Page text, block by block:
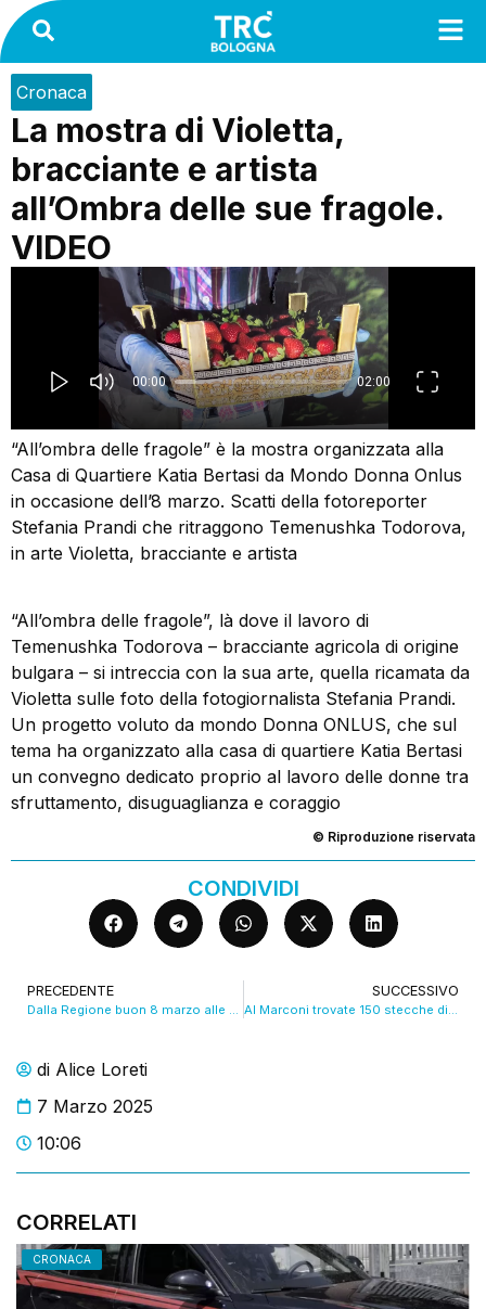
di Alice Loreti
7 Marzo 2025
10:06
CORRELATI
CRONACA
Cronaca
La mostra di Violetta,
bracciante e artista
all’Ombra delle sue fragole.
VIDEO
“All’ombra delle fragole” è la mostra organizzata alla
Casa di Quartiere Katia Bertasi da Mondo Donna Onlus
in occasione dell’8 marzo. Scatti della fotoreporter
Stefania Prandi che ritraggono Temenushka Todorova,
in arte Violetta, bracciante e artista
“All’ombra delle fragole”, là dove il lavoro di
Temenushka Todorova – bracciante agricola di origine
bulgara – si intreccia con la sua arte, quella ricamata da
Violetta sulle foto della fotogiornalista Stefania Prandi.
Un progetto voluto da mondo Donna ONLUS, che sul
tema ha organizzato alla casa di quartiere Katia Bertasi
un convegno dedicato proprio al lavoro delle donne tra
sfruttamento, disuguaglianza e coraggio
© Riproduzione riservata
CONDIVIDI
PRECEDENTE
Dalla Regione buon 8 marzo alle 2.285.206 donne dell’Emilia Romagna. VIDEO
SUCCESSIVO
Al Marconi trovate 150 stecche di sigarette di contrabbando: denunciato un viaggiatore